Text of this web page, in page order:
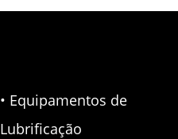
• Equipamentos de
Lubrificação